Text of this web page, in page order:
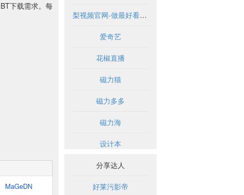
下载需求。每
MaGeDN
梨视频官网-做最好看的资讯短视频-Pear Video
爱奇艺
花椒直播
磁力猫
磁力多多
磁力海
设计本
分享达人
好莱污影帝